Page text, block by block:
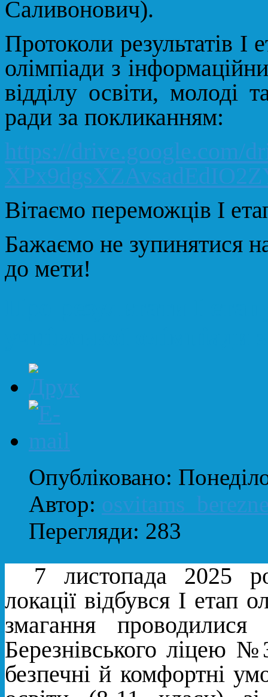
Саливонович).
Протоколи результатів І
олімпіади з
відділу освіти, молоді
ради за покликанням:
https://drive.google.com/
Вітаємо переможців І
Бажаємо не зупинятися
до мети!
Опубліковано:
Автор:
Перегляди: 283
7 листопада 2025
локації відбувся І етап
змагання
Березнівського ліцею
безпечні й комфортні